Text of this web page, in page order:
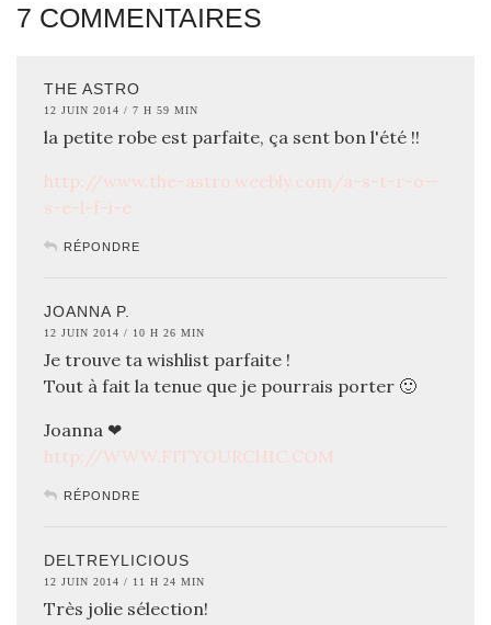
7 COMMENTAIRES
THE ASTRO
12 JUIN 2014 / 7 H 59 MIN
la petite robe est parfaite, ça sent bon l'été !!
http://www.the-astro.weebly.com/a-s-t-r-o—
s-e-l-f-i-e
RÉPONDRE
JOANNA P.
12 JUIN 2014 / 10 H 26 MIN
Je trouve ta wishlist parfaite !
Tout à fait la tenue que je pourrais porter 🙂
Joanna ❤
http://WWW.FITYOURCHIC.COM
RÉPONDRE
DELTREYLICIOUS
12 JUIN 2014 / 11 H 24 MIN
Très jolie sélection!